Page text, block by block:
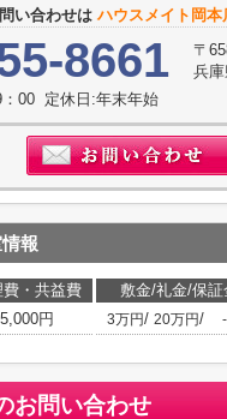
い合わせは ハウスメイト岡
8661
〒
兵
：00 定休日:年末年始
報
費・共益費 敷金/礼金/保証
5,000円 3万円/ 20万円/ -
お問い合わせ